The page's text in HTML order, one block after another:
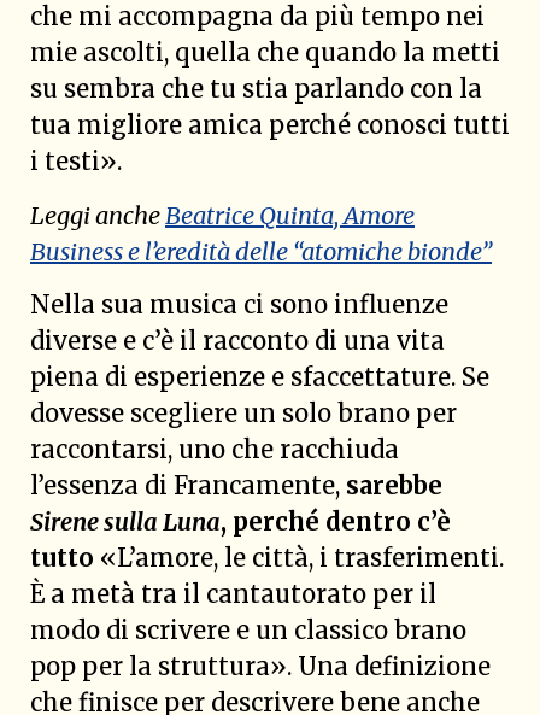
che mi accompagna da più tempo nei
mie ascolti, quella che quando la metti
su sembra che tu stia parlando con la
tua migliore amica perché conosci tutti
i testi».
Leggi anche Beatrice Quinta, Amore
Business e l’eredità delle “atomiche bionde”
Nella sua musica ci sono influenze
diverse e c’è il racconto di una vita
piena di esperienze e sfaccettature. Se
dovesse scegliere un solo brano per
raccontarsi, uno che racchiuda
l’essenza di Francamente, sarebbe
Sirene sulla Luna, perché dentro c’è
tutto «L’amore, le città, i trasferimenti.
È a metà tra il cantautorato per il
modo di scrivere e un classico brano
pop per la struttura». Una definizione
che finisce per descrivere bene anche